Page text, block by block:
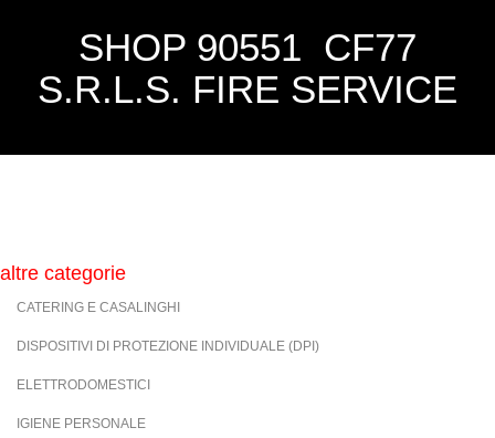
SHOP 90551 CF77
S.R.L.S. FIRE SERVICE
altre categorie
CATERING E CASALINGHI
DISPOSITIVI DI PROTEZIONE INDIVIDUALE (DPI)
ELETTRODOMESTICI
IGIENE PERSONALE